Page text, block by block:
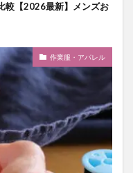
較【2026最新】メンズお
作業服・アパレル